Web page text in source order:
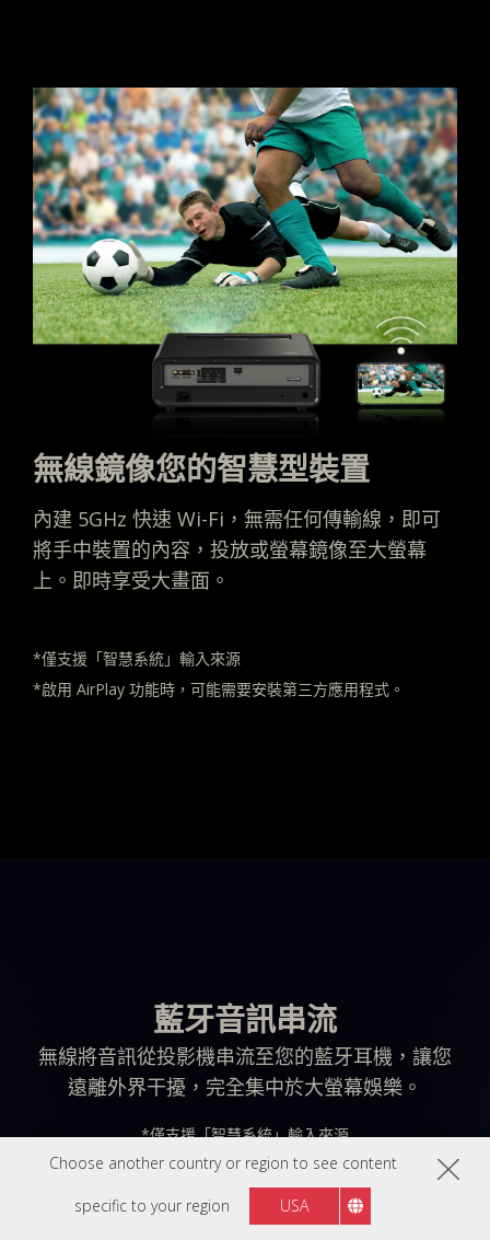
Choose another country or region to see content
specific to your region USA
無線鏡像您的智慧型裝置
內建 5GHz 快速 Wi-Fi，無需任何傳輸線，即可
將手中裝置的內容，投放或螢幕鏡像至大螢幕
上。即時享受大畫面。
*僅支援「智慧系統」輸入來源
*啟用 AirPlay 功能時，可能需要安裝第三方應用程式。
藍牙音訊串流
無線將音訊從投影機串流至您的藍牙耳機，讓您
遠離外界干擾，完全集中於大螢幕娛樂。
*僅支援「智慧系統」輸入來源